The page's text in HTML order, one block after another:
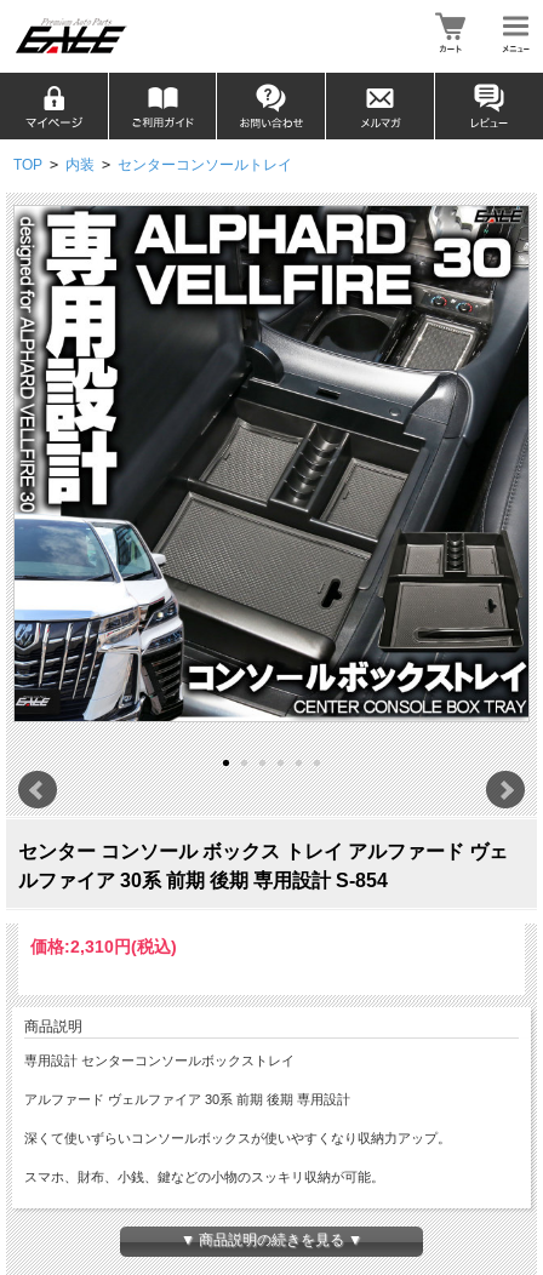
TOP > 内装 > センターコンソールトレイ
センター コンソール ボックス トレイ アルファード ヴェ
ルファイア 30系 前期 後期 専用設計 S-854
価格:2,310円(税込)
商品説明
専用設計 センターコンソールボックストレイ
アルファード ヴェルファイア 30系 前期 後期 専用設計
深くて使いずらいコンソールボックスが使いやすくなり収納力アップ。
スマホ、財布、小銭、鍵などの小物のスッキリ収納が可能。
小銭は約48枚収納可能。
コンソールボックスに載せるだけの簡単取付。
▼ 商品説明の続きを見る ▼